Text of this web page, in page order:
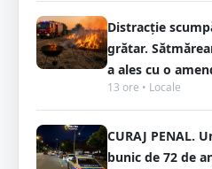
Distracție
grătar.
a ales cu o
13 ore • Locale
CURAJ PENAL.
bunic de 72 de